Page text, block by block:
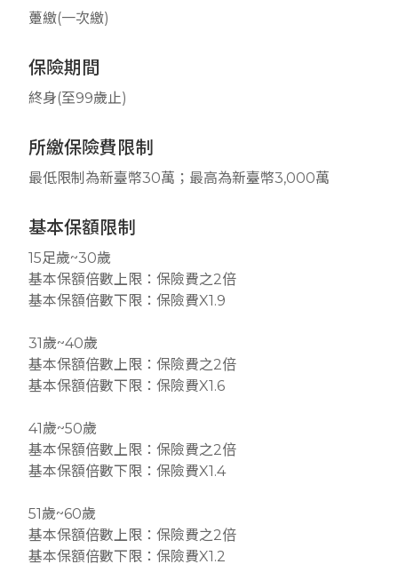
躉繳(一次繳)
保險期間
終身(至99歲止)
所繳保險費限制
最低限制為新臺幣30萬；最高為新臺幣3,000萬
基本保額限制
15足歲~30歲
基本保額倍數上限：保險費之2倍
基本保額倍數下限：保險費X1.9
31歲~40歲
基本保額倍數上限：保險費之2倍
基本保額倍數下限：保險費X1.6
41歲~50歲
基本保額倍數上限：保險費之2倍
基本保額倍數下限：保險費X1.4
51歲~60歲
基本保額倍數上限：保險費之2倍
基本保額倍數下限：保險費X1.2